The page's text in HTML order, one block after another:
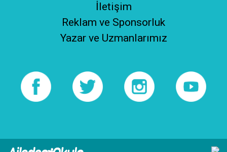
İletişim
Reklam ve Sponsorluk
Yazar ve Uzmanlarımız